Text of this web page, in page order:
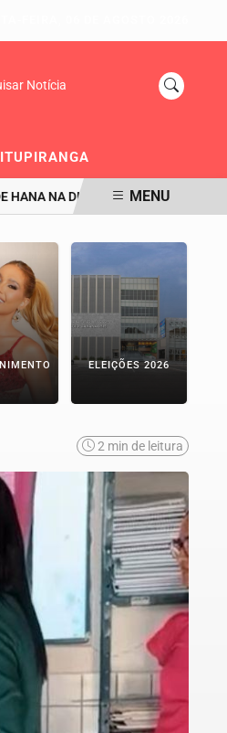
Notícia
ITUPIRANGA
DISPUTA AO GOVERNO DO PARÁ
MENU
ELEIÇÕES 2026
2 min de leitura